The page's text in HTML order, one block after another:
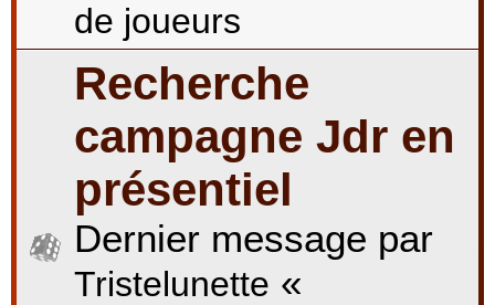
de joueurs
Recherche
campagne Jdr en
présentiel
Dernier message par
Tristelunette «